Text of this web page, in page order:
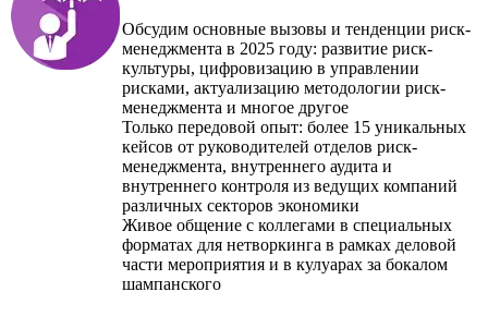
Обсудим основные вызовы и тенденции риск-
менеджмента в 2025 году: развитие риск-
культуры, цифровизацию в управлении
рисками, актуализацию методологии риск-
менеджмента и многое другое
Только передовой опыт: более 15 уникальных
кейсов от руководителей отделов риск-
менеджмента, внутреннего аудита и
внутреннего контроля из ведущих компаний
различных секторов экономики
Живое общение с коллегами в специальных
форматах для нетворкинга в рамках деловой
части мероприятия и в кулуарах за бокалом
шампанского